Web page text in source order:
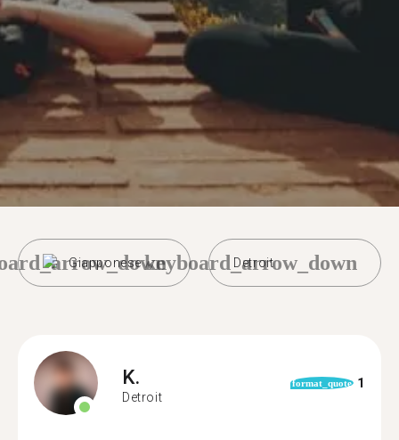
Giapponese Detroit
keyboard_arrow_down
K.
Detroit
format_quote 1